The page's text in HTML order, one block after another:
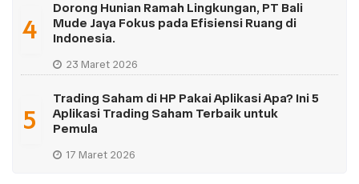
4
Dorong Hunian Ramah Lingkungan, PT Bali
Mude Jaya Fokus pada Efisiensi Ruang di
Indonesia.
23 Maret 2026
5
Trading Saham di HP Pakai Aplikasi Apa? Ini 5
Aplikasi Trading Saham Terbaik untuk
Pemula
17 Maret 2026